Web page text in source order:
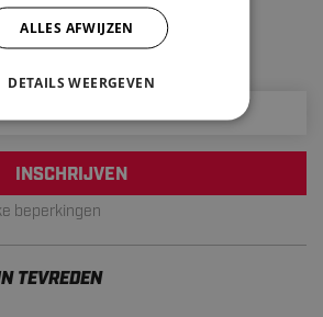
en acties!
Maximaal 1 mail per maand.
INSCHRIJVEN
beperkingen
TEVREDEN
ALLES AFWIJZEN
DETAILS WEERGEVEN